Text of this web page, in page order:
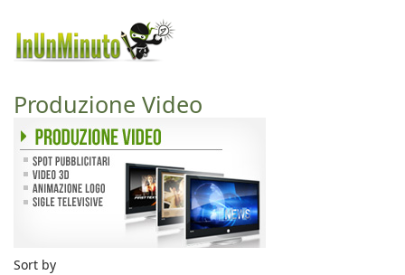
Produzione Video
Sort by